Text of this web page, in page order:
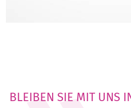
BLEIBEN SIE MIT UNS